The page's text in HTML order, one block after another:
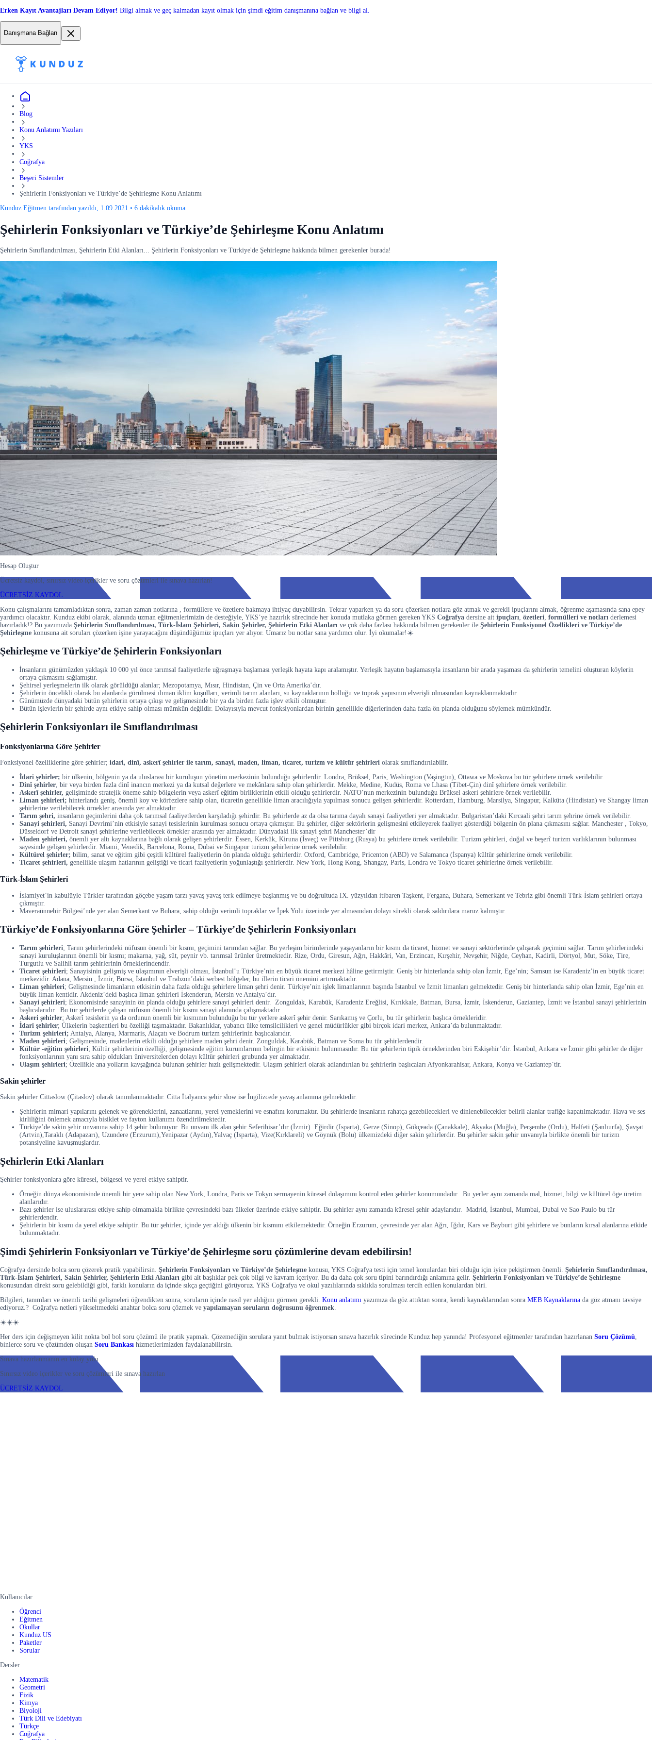
Erken Kayıt Avantajları Devam Ediyor! Bilgi almak ve geç kalmadan kayıt olmak için şimdi eğitim danışmanına bağlan ve bilgi al.
Danışmana Bağlan
Blog
Konu Anlatımı Yazıları
YKS
Coğrafya
Beşeri Sistemler
Şehirlerin Fonksiyonları ve Türkiye’de Şehirleşme Konu Anlatımı
Kunduz Eğitmen tarafından yazıldı, 1.09.2021 • 6 dakikalık okuma
Şehirlerin Fonksiyonları ve Türkiye’de Şehirleşme Konu Anlatımı
Şehirlerin Sınıflandırılması, Şehirlerin Etki Alanları... Şehirlerin Fonksiyonları ve Türkiye'de Şehirleşme hakkında bilmen gerekenler burada!
Hesap Oluştur
Ücretsiz kaydol, sınırsız video içerikler ve soru çözümleri ile sınava hazırlan!
ÜCRETSİZ KAYDOL
Konu çalışmalarını tamamladıktan sonra, zaman zaman notlarına , formüllere ve özetlere bakmaya ihtiyaç duyabilirsin. Tekrar yaparken ya da soru çözerken notlara göz atmak ve gerekli ipuçlarını almak, öğrenme aşamasında sana epey
yardımcı olacaktır. Kunduz ekibi olarak, alanında uzman eğitmenlerimizin de desteğiyle, YKS’ye hazırlık sürecinde her konuda mutlaka görmen gereken YKS Coğrafya dersine ait ipuçları özetleri formülleri ve notları derlemesi
hazırladık!? Bu yazımızda Şehirlerin Sınıflandırılması, Türk-İslam Şehirleri, Sakin Şehirler, Şehirlerin Etki Alanları ve çok daha fazlası hakkında bilmen gerekenler ile Şehirlerin Fonksiyonel Özellikleri ve Türkiye’de
Şehirleşme konusuna ait soruları çözerken işine yarayacağını düşündüğümüz ipuçları yer alıyor. Umarız bu notlar sana yardımcı olur. İyi okumalar!☀️
Şehirleşme ve Türkiye’de Şehirlerin Fonksiyonları
İnsanların günümüzden yaklaşık 10 000 yıl önce tarımsal faaliyetlerle uğraşmaya başlaması yerleşik hayata kapı aralamıştır. Yerleşik hayatın başlamasıyla insanların bir arada yaşaması da şehirlerin temelini oluşturan köylerin
ortaya çıkmasını sağlamıştır.
Şehirsel yerleşmelerin ilk olarak görüldüğü alanlar; Mezopotamya, Mısır, Hindistan, Çin ve Orta Amerika’dır.
Şehirlerin öncelikli olarak bu alanlarda görülmesi ılıman iklim koşulları, verimli tarım alanları, su kaynaklarının bolluğu ve toprak yapısının elverişli olmasından kaynaklanmaktadır.
Günümüzde dünyadaki bütün şehirlerin ortaya çıkışı ve gelişmesinde bir ya da birden fazla işlev etkili olmuştur.
Bütün işlevlerin bir şehirde aynı etkiye sahip olması mümkün değildir. Dolayısıyla mevcut fonksiyonlardan birinin genellikle diğerlerinden daha fazla ön planda olduğunu söylemek mümkündür.
Şehirlerin Fonksiyonları ile Sınıflandırılması
Fonksiyonlarına Göre Şehirler
Fonksiyonel özelliklerine göre şehirler; idari, dinî, askerî şehirler ile tarım, sanayi, maden, liman, ticaret, turizm ve kültür şehirleri olarak sınıflandırılabilir.
İdari şehirler; bir ülkenin, bölgenin ya da uluslarası bir kuruluşun yönetim merkezinin bulunduğu şehirlerdir. Londra, Brüksel, Paris, Washington (Vaşingtın), Ottawa ve Moskova bu tür şehirlere örnek verilebilir.
Dinî şehirler , bir veya birden fazla dinî inancın merkezi ya da kutsal değerlere ve mekânlara sahip olan şehirlerdir. Mekke, Medine, Kudüs, Roma ve Lhasa (Tibet-Çin) dinî şehirlere örnek verilebilir.
Askerî şehirler, gelişiminde stratejik öneme sahip bölgelerin veya askerî eğitim birliklerinin etkili olduğu şehirlerdir. NATO’nun merkezinin bulunduğu Brüksel askeri şehirlere örnek verilebilir.
Liman şehirleri; hinterlandı geniş, önemli koy ve körfezlere sahip olan, ticaretin genellikle liman aracılığıyla yapılması sonucu gelişen şehirlerdir. Rotterdam, Hamburg, Marsilya, Singapur, Kalküta (Hindistan) ve Shangay liman
şehirlerine verilebilecek örnekler arasında yer almaktadır.
Tarım şehri, insanların geçimlerini daha çok tarımsal faaliyetlerden karşıladığı şehirdir. Bu şehirlerde az da olsa tarıma dayalı sanayi faaliyetleri yer almaktadır. Bulgaristan’daki Kırcaali şehri tarım şehrine örnek verilebilir.
Sanayi şehirleri, Sanayi Devrimi’nin etkisiyle sanayi tesislerinin kurulması sonucu ortaya çıkmıştır. Bu şehirler, diğer sektörlerin gelişmesini etkileyerek faaliyet gösterdiği bölgenin ön plana çıkmasını sağlar. Manchester , Tokyo,
Düsseldorf ve Detroit sanayi şehirlerine verilebilecek örnekler arasında yer almaktadır. Dünyadaki ilk sanayi şehri Manchester’dir
Maden şehirleri, önemli yer altı kaynaklarına bağlı olarak gelişen şehirlerdir. Essen, Kerkük, Kiruna (İsveç) ve Pittsburg (Rusya) bu şehirlere örnek verilebilir. Turizm şehirleri, doğal ve beşerî turizm varlıklarının bulunması
sayesinde gelişen şehirlerdir. Miami, Venedik, Barcelona, Roma, Dubai ve Singapur turizm şehirlerine örnek verilebilir.
Kültürel şehirler; bilim, sanat ve eğitim gibi çeşitli kültürel faaliyetlerin ön planda olduğu şehirlerdir. Oxford, Cambridge, Pricenton (ABD) ve Salamanca (İspanya) kültür şehirlerine örnek verilebilir.
Ticaret şehirleri, genellikle ulaşım hatlarının geliştiği ve ticari faaliyetlerin yoğunlaştığı şehirlerdir. New York, Hong Kong, Shangay, Paris, Londra ve Tokyo ticaret şehirlerine örnek verilebilir.
Türk-İslam Şehirleri
İslamiyet’in kabulüyle Türkler tarafından göçebe yaşam tarzı yavaş yavaş terk edilmeye başlanmış ve bu doğrultuda IX. yüzyıldan itibaren Taşkent, Fergana, Buhara, Semerkant ve Tebriz gibi önemli Türk-İslam şehirleri ortaya
çıkmıştır.
Maveraünnehir Bölgesi’nde yer alan Semerkant ve Buhara, sahip olduğu verimli topraklar ve İpek Yolu üzerinde yer almasından dolayı sürekli olarak saldırılara maruz kalmıştır.
Türkiye’de Fonksiyonlarına Göre Şehirler– Türkiye’de Şehirlerin Fonksiyonları
Tarım şehirleri; Tarım şehirlerindeki nüfusun önemli bir kısmı, geçimini tarımdan sağlar. Bu yerleşim birimlerinde yaşayanların bir kısmı da ticaret, hizmet ve sanayi sektörlerinde çalışarak geçimini sağlar. Tarım şehirlerindeki
sanayi kuruluşlarının önemli bir kısmı; makarna, yağ, süt, peynir vb. tarımsal ürünler üretmektedir. Rize, Ordu, Giresun, Ağrı, Hakkâri, Van, Erzincan, Kırşehir, Nevşehir, Niğde, Ceyhan, Kadirli, Dörtyol, Mut, Söke, Tire,
Turgutlu ve Salihli tarım şehirlerinin örneklerindendir.
Ticaret şehirleri; Sanayisinin gelişmiş ve ulaşımının elverişli olması, İstanbul’u Türkiye’nin en büyük ticaret merkezi hâline getirmiştir. Geniş bir hinterlanda sahip olan İzmir, Ege’nin; Samsun ise Karadeniz’in en büyük ticaret
merkezidir. Adana, Mersin , İzmir, Bursa, İstanbul ve Trabzon’daki serbest bölgeler, bu illerin ticari önemini artırmaktadır.
Liman şehirleri; Gelişmesinde limanların etkisinin daha fazla olduğu şehirlere liman şehri denir. Türkiye’nin işlek limanlarının başında İstanbul ve İzmit limanları gelmektedir. Geniş bir hinterlanda sahip olan İzmir, Ege’nin en
büyük liman kentidir. Akdeniz’deki başlıca liman şehirleri İskenderun, Mersin ve Antalya’dır.
Sanayi şehirleri; Ekonomisinde sanayinin ön planda olduğu şehirlere sanayi şehirleri denir. Zonguldak, Karabük, Karadeniz Ereğlisi, Kırıkkale, Batman, Bursa, İzmir, İskenderun, Gaziantep, İzmit ve İstanbul sanayi şehirlerinin
başlıcalarıdır. Bu tür şehirlerde çalışan nüfusun önemli bir kısmı sanayi alanında çalışmaktadır.
Askeri şehirler; Askerî tesislerin ya da ordunun önemli bir kısmının bulunduğu bu tür yerlere askerî şehir denir. Sarıkamış ve Çorlu, bu tür şehirlerin başlıca örnekleridir.
İdari şehirler; Ülkelerin başkentleri bu özelliği taşımaktadır. Bakanlıklar, yabancı ülke temsilcilikleri ve genel müdürlükler gibi birçok idari merkez, Ankara’da bulunmaktadır.
Turizm şehirleri; Antalya, Alanya, Marmaris, Alaçatı ve Bodrum turizm şehirlerinin başlıcalarıdır.
Maden şehirleri; Gelişmesinde, madenlerin etkili olduğu şehirlere maden şehri denir. Zonguldak, Karabük, Batman ve Soma bu tür şehirlerdendir.
Kültür -eğitim şehirleri; Kültür şehirlerinin özelliği, gelişmesinde eğitim kurumlarının belirgin bir etkisinin bulunmasıdır. Bu tür şehirlerin tipik örneklerinden biri Eskişehir’dir. İstanbul, Ankara ve İzmir gibi şehirler de diğer
fonksiyonlarının yanı sıra sahip oldukları üniversitelerden dolayı kültür şehirleri grubunda yer almaktadır.
Ulaşım şehirleri; Özellikle ana yolların kavşağında bulunan şehirler hızlı gelişmektedir. Ulaşım şehirleri olarak adlandırılan bu şehirlerin başlıcaları Afyonkarahisar, Ankara, Konya ve Gaziantep’tir.
Sakin şehirler
Sakin şehirler Cittaslow (Çitaslov) olarak tanımlanmaktadır. Citta İtalyanca şehir slow ise İngilizcede yavaş anlamına gelmektedir.
Şehirlerin mimari yapılarını gelenek ve göreneklerini, zanaatlarını, yerel yemeklerini ve esnafını korumaktır. Bu şehirlerde insanların rahatça gezebilecekleri ve dinlenebilecekler belirli alanlar trafiğe kapatılmaktadır. Hava ve ses
kirliliğini önlemek amacıyla bisiklet ve fayton kullanımı özendirilmektedir.
Türkiye’de sakin şehir unvanına sahip 14 şehir bulunuyor. Bu unvanı ilk alan şehir Seferihisar’dır (İzmir). Eğirdir (Isparta), Gerze (Sinop), Gökçeada (Çanakkale), Akyaka (Muğla), Perşembe (Ordu), Halfeti (Şanlıurfa), Şavşat
(Artvin),Taraklı (Adapazarı), Uzundere (Erzurum),Yenipazar (Aydın),Yalvaç (Isparta), Vize(Kırklareli) ve Göynük (Bolu) ülkemizdeki diğer sakin şehirlerdir. Bu şehirler sakin şehir unvanıyla birlikte önemli bir turizm
potansiyeline kavuşmuşlardır.
Şehirlerin Etki Alanları
Şehirler fonksiyonlara göre küresel, bölgesel ve yerel etkiye sahiptir.
Örneğin dünya ekonomisinde önemli bir yere sahip olan New York, Londra, Paris ve Tokyo sermayenin küresel dolaşımını kontrol eden şehirler konumundadır. Bu yerler aynı zamanda mal, hizmet, bilgi ve kültürel öge üretim
alanlarıdır.
Bazı şehirler ise uluslararası etkiye sahip olmamakla birlikte çevresindeki bazı ülkeler üzerinde etkiye sahiptir. Bu şehirler aynı zamanda küresel şehir adaylarıdır. Madrid, İstanbul, Mumbai, Dubai ve Sao Paulo bu tür
şehirlerdendir.
Şehirlerin bir kısmı da yerel etkiye sahiptir. Bu tür şehirler, içinde yer aldığı ülkenin bir kısmını etkilemektedir. Örneğin Erzurum, çevresinde yer alan Ağrı, Iğdır, Kars ve Bayburt gibi şehirlere ve bunların kırsal alanlarına etkide
bulunmaktadır.
Şimdi Şehirlerin Fonksiyonları ve Türkiye’de Şehirleşme soru çözümlerine devam edebilirsin!
Coğrafya dersinde bolca soru çözerek pratik yapabilirsin. Şehirlerin Fonksiyonları ve Türkiye’de Şehirleşme konusu, YKS Coğrafya testi için temel konulardan biri olduğu için iyice pekiştirmen önemli. Şehirlerin Sınıflandırılması,
Türk-İslam Şehirleri, Sakin Şehirler, Şehirlerin Etki Alanları gibi alt başlıklar pek çok bilgi ve kavram içeriyor. Bu da daha çok soru tipini barındırdığı anlamına gelir. Şehirlerin Fonksiyonları ve Türkiye’de Şehirleşme
konusundan direkt soru gelebildiği gibi, farklı konuların da içinde sıkça geçtiğini görüyoruz. YKS Coğrafya ve okul yazılılarında sıklıkla sorulması tercih edilen konulardan biri.
Bilgileri, tanımları ve önemli tarihi gelişmeleri öğrendikten sonra, soruların içinde nasıl yer aldığını görmen gerekli. Konu anlatımı yazımıza da göz attıktan sonra, kendi kaynaklarından sonra MEB Kaynaklarına da göz atmanı tavsiye
ediyoruz.? Coğrafya netleri yükseltmedeki anahtar bolca soru çözmek ve yapılamayan soruların doğrusunu öğrenmek
☀️☀️☀️
Her ders için değişmeyen kilit nokta bol bol soru çözümü ile pratik yapmak. Çözemediğin sorulara yanıt bulmak istiyorsan sınava hazırlık sürecinde Kunduz hep yanında! Profesyonel eğitmenler tarafından hazırlanan Soru Çözümü
binlerce soru ve çözümden oluşan Soru Bankası hizmetlerimizden faydalanabilirsin.
Sınava hazırlanmanın en kolay yolu
Sınırsız video içerikler ve soru çözümleri ile sınava hazırlan
ÜCRETSİZ KAYDOL
Kullanıcılar
Öğrenci
Eğitmen
Okullar
Kunduz US
Paketler
Sorular
Dersler
Matematik
Geometri
Fizik
Kimya
Biyoloji
Türk Dili ve Edebiyatı
Türkçe
Coğrafya